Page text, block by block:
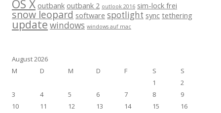
OS X outbank outbank 2 outlook 2016 sim-lock frei
snow leopard software spotlight sync tethering
update windows windows auf mac
August 2026
M
D M D F S
S
1
2
3
4 5 6 7 8
9
10
11 12 13 14 15
16